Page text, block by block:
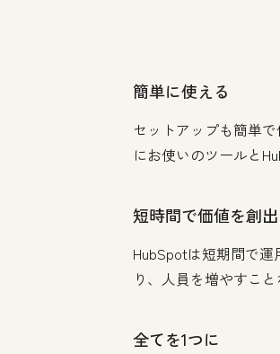
簡単に使える
セットアップも簡単
にお使いのツールと
短時間で価値を創出
HubSpotは短期間で
り、人員を増やすこ
全てを1つに